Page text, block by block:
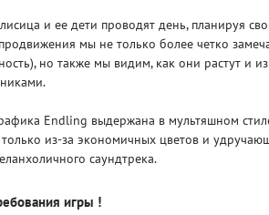
и ее дети проводят день, планируя
мы не только более четко
но также мы видим, как они растут и
Endling выдержана в мультяшном
из-за экономичных цветов и
саундтрека.
игры !